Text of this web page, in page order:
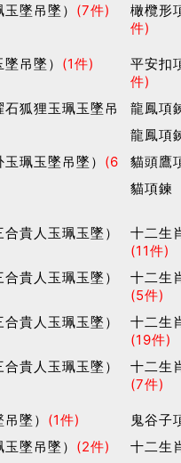
墜吊墜） (7件)
橄欖形
件)
吊墜） (1件)
平安扣
件)
狐狸玉珮玉墜吊
龍鳳項
龍鳳項
珮玉墜吊墜） (6
貓頭鷹
貓項鍊
貴人玉珮玉墜）
十二生
(11件)
貴人玉珮玉墜）
十二生
(5件)
貴人玉珮玉墜）
十二生
(19件)
貴人玉珮玉墜）
十二生
(7件)
墜） (1件)
鬼谷子
墜吊墜） (2件) 十二生